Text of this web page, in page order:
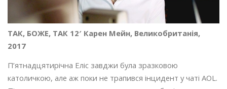
ТАК, БОЖЕ, ТАК 12′ Карен Мейн, Великобританія,
2017
П’ятнадцятирічна Еліс завджи була зразковою
католичкою, але аж поки не трапився інцидент у чаті AOL.